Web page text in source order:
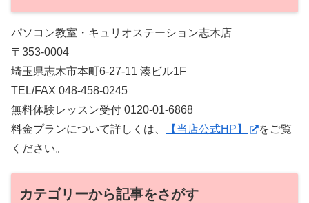
パソコン教室・キュリオステーション志木店
〒353-0004
埼玉県志木市本町6-27-11 湊ビル1F
TEL/FAX 048-458-0245
無料体験レッスン受付 0120-01-6868
料金プランについて詳しくは、
【当店公式HP】
をご覧
ください。
カテゴリーから記事をさがす